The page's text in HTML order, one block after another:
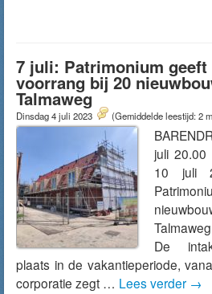
7 juli: Patrimonium
voorrang bij 20
Talmaweg
Dinsdag 4 juli 2023 (Gemiddelde leestijd: 2
juli 20.00
10 juli
De
plaats in de vakantieperiode,
corporatie zegt … Lees verder →